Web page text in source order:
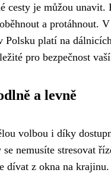
cesty je můžou
a protáhnout.
Polsku platí na
pro bezpečnost
a levně
volbou i díky
nemusíte stresovat
dívat z okna na